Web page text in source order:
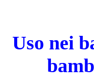
Uso nei